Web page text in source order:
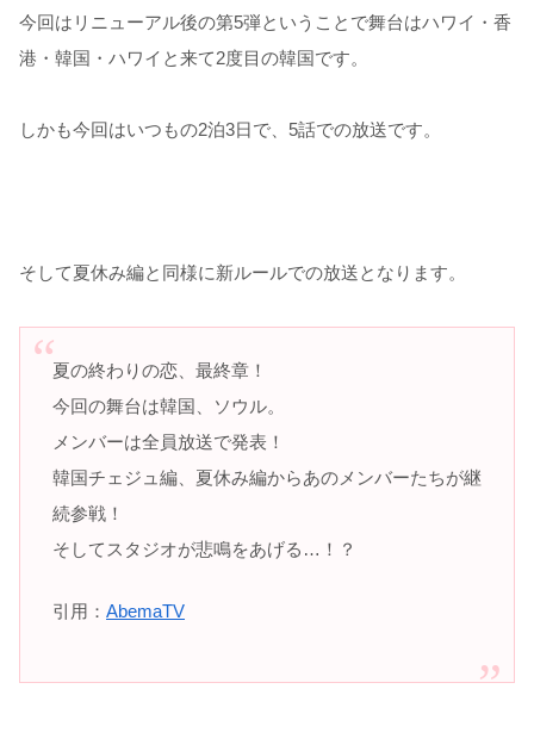
今回はリニューアル後の第5弾ということで舞台はハワイ・香
港・韓国・ハワイと来て2度目の韓国です。
しかも今回はいつもの2泊3日で、5話での放送です。
そして夏休み編と同様に新ルールでの放送となります。
夏の終わりの恋、最終章！
今回の舞台は韓国、ソウル。
メンバーは全員放送で発表！
韓国チェジュ編、夏休み編からあのメンバーたちが継
続参戦！
そしてスタジオが悲鳴をあげる…！？
引用： AbemaTV